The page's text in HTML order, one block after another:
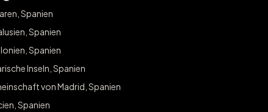
Spanien
Spanien
Spanien
Inseln, Spanien
von Madrid, Spanien
Spanien